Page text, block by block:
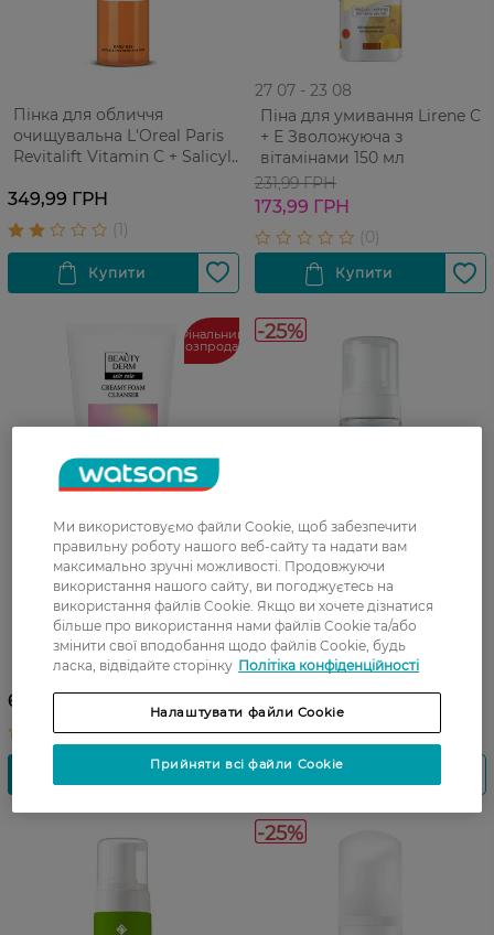
Пінка для обличчя
очищувальна L'Oreal Paris
Revitalift Vitamin C + Salicylic
349,99 ГРН
27 07 - 23 08
Піна для умивання Lirene С
+ Е Зволожуюча з
вітамінами 150 мл
231,99 ГРН
173,99 ГРН
Фінальний
розпродаж
Крем-пінка для вмивання
Beautyderm Ready?Glow!
69,50 ГРН
-25%
27 07 - 23 08
Пінка для вмивання Lirene
Aqua Bubbles Зволожуюча
150 мл
165,49 ГРН
-25%
Ми використовуємо файли Cookie, щоб забезпечити
правильну роботу нашого веб-сайту та надати вам
максимально зручні можливості. Продовжуючи
використання нашого сайту, ви погоджуєтесь на
використання файлів Cookie. Якщо ви хочете дізнатися
більше про використання нами файлів Cookie та/або
змінити свої вподобання щодо файлів Cookie, будь
ласка, відвідайте сторінку Політіка конфіденційності
Налаштувати файли Cookie
Прийняти всі файли Cookie